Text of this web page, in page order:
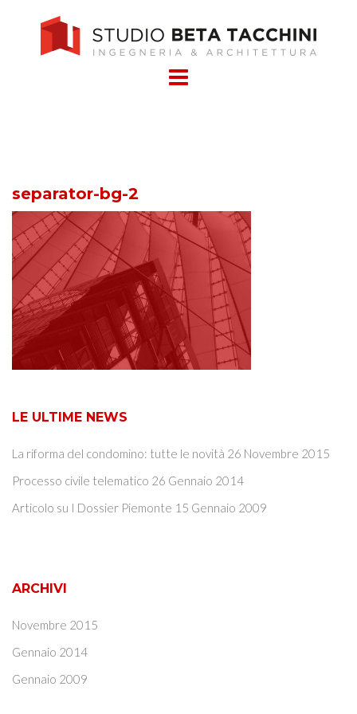
separator-bg-2
LE ULTIME NEWS
La riforma del condomino: tutte le novità 26 Novembre 2015
Processo civile telematico 26 Gennaio 2014
Articolo su I Dossier Piemonte 15 Gennaio 2009
ARCHIVI
Novembre 2015
Gennaio 2014
Gennaio 2009